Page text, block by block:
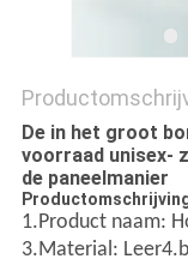
De in het groot
voorraad unisex-
de paneelmanier
1.Product naam:
3.Material: